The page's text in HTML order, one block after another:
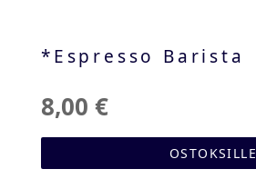
*Espresso Barista
8,00 €
OSTOKSILLE